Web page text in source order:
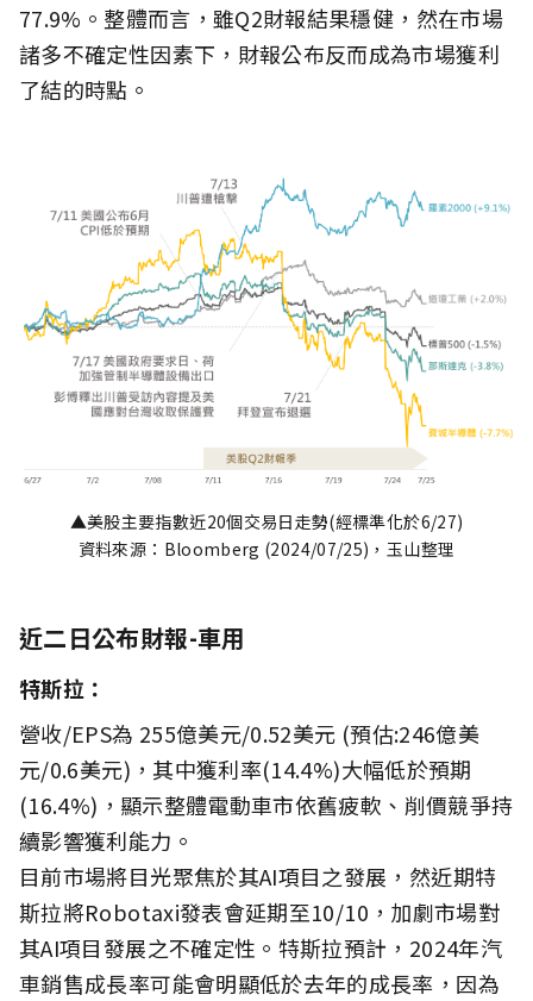
77.9%。整體而言，雖Q2財報結果穩健，然在市場
諸多不確定性因素下，財報公布反而成為市場獲利
了結的時點。
▲美股主要指數近20個交易日走勢(經標準化於6/27)
資料來源：Bloomberg (2024/07/25)，玉山整理
近二日公布財報-車用
特斯拉：
營收/EPS為 255億美元/0.52美元 (預估:246億美
元/0.6美元)，其中獲利率(14.4%)大幅低於預期
(16.4%)，顯示整體電動車市依舊疲軟、削價競爭持
續影響獲利能力。
目前市場將目光聚焦於其AI項目之發展，然近期特
斯拉將Robotaxi發表會延期至10/10，加劇市場對
其AI項目發展之不確定性。特斯拉預計，2024年汽
車銷售成長率可能會明顯低於去年的成長率，因為